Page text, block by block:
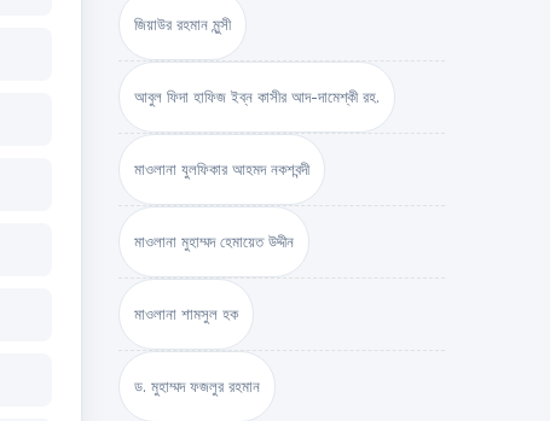
জিয়াউর রহমান মুন্সী
আবুল ফিদা হাফিজ ইব্‌ন কাসীর আদ-দামেশ্‌কী রহ.
মাওলানা যুলফিকার আহমদ নকশবন্দী
মাওলানা মুহাম্মদ হেমায়েত উদ্দীন
মাওলানা শামসুল হক
ড. মুহাম্মদ ফজলুর রহমান